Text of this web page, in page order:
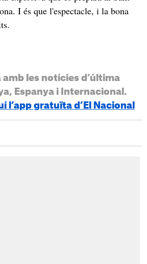
I és que l'espectacle, i la bona
amb les notícies d’última
Espanya i Internacional.
l’app gratuïta d’El Nacional